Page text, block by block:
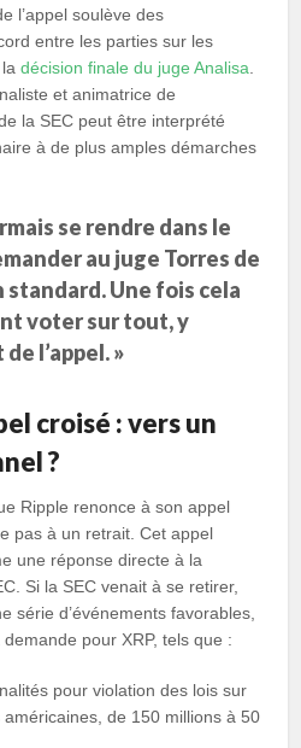
l’appel soulève des
entre les parties sur les
ladécision finale du juge Analisa
et animatrice de
la SEC peut être interprété
à de plus amples démarches
se rendre dans le
au juge Torres de
Une fois cela
voter sur tout, y
l’appel. »
croisé : vers un
?
Ripple renonce à son appel
pas à un retrait. Cet appel
une réponse directe à la
Si la SEC venait à se retirer,
série d’événements favorables,
pour XRP, tels que :
pour violation des lois sur
de 150 millions à 50